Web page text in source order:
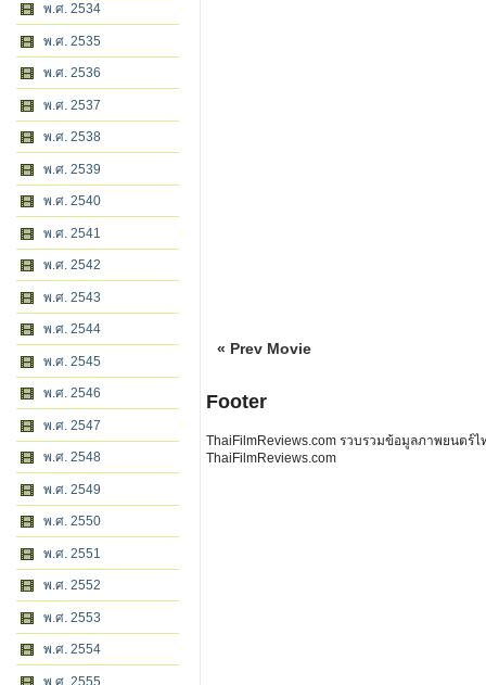
พ.ศ. 2534
พ.ศ. 2535
พ.ศ. 2536
พ.ศ. 2537
พ.ศ. 2538
พ.ศ. 2539
พ.ศ. 2540
พ.ศ. 2541
พ.ศ. 2542
พ.ศ. 2543
พ.ศ. 2544
พ.ศ. 2545
พ.ศ. 2546
พ.ศ. 2547
พ.ศ. 2548
พ.ศ. 2549
พ.ศ. 2550
พ.ศ. 2551
พ.ศ. 2552
พ.ศ. 2553
พ.ศ. 2554
พ.ศ. 2555
« Prev Movie
Footer
ThaiFilmReviews.com รวบรวมข้อมูลภาพยนตร์
ThaiFilmReviews.com